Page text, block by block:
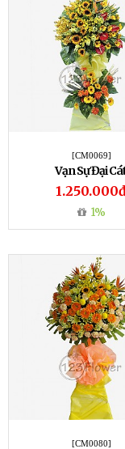
[CM0069]
Vạn Sự Đại
1%
[CM0080]